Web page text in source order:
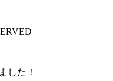
した！